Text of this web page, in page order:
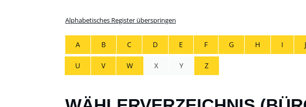
Alphabetisches Register überspringen
A B C D E F G H I J
U V W X Y Z